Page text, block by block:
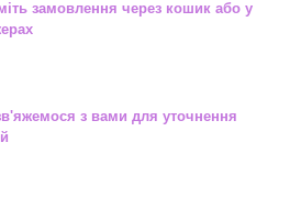
замовлення через кошик або у
з вами для уточнення